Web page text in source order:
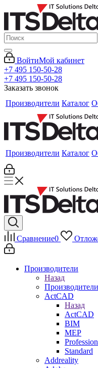
ВойтиМой кабинет
+7 495 150-50-28
+7 495 150-50-28
Заказать звонок
Производители Каталог
Производители Каталог
Сравнение0
Производители
Назад
Производители
ActCAD
Назад
ActCAD
BIM
MEP
Standard
Addreality